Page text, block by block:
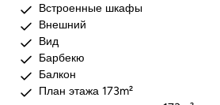
Встроенные шкафы
Внешний
Вид
Барбекю
Балкон
План этажа 173m²